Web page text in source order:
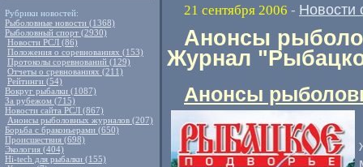
Рубрики новостей:
Рыболовные новости (1368)
Рыболовный спорт (2930)
Новости РСЛ (86)
Положения о соревнованиях (153)
Протоколы соревнований (129)
Отчеты о сревнованиях (211)
Рейтинги (54)
Вокруг рыбалки (1087)
За рубежом (715)
Новости сайта РСЛ (867)
Анонсы рыболовных журналов (207)
Борьба с браконьерами (650)
Происшествия (698)
Экология (404)
Hi-tech для рыбалки (155)
21 сентября 2006 - Новости
Анонсы
Журнал
Анонсы